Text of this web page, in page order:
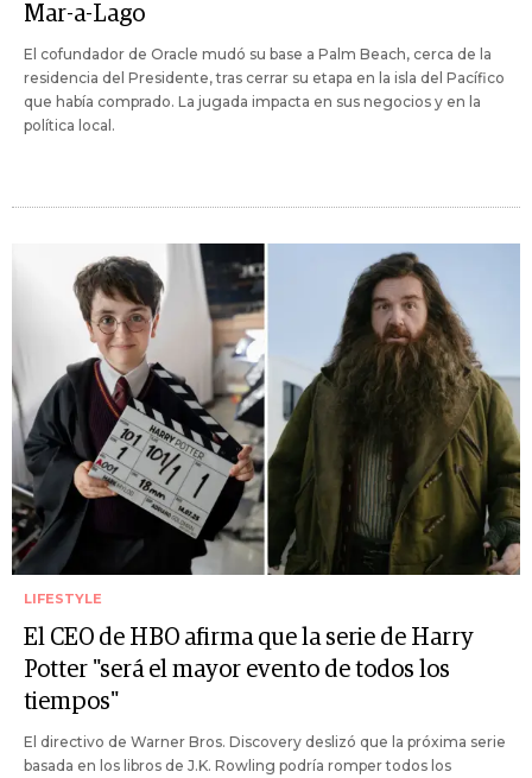
Mar-a-Lago
El cofundador de Oracle mudó su base a Palm Beach, cerca de la
residencia del Presidente, tras cerrar su etapa en la isla del Pacífico
que había comprado. La jugada impacta en sus negocios y en la
política local.
LIFESTYLE
El CEO de HBO afirma que la serie de Harry
Potter "será el mayor evento de todos los
tiempos"
El directivo de Warner Bros. Discovery deslizó que la próxima serie
basada en los libros de J.K. Rowling podría romper todos los